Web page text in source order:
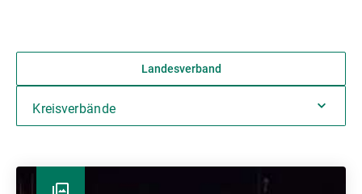
Landesverband
Kreisverbände